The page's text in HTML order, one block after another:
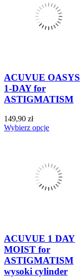
ACUVUE OASYS
1-DAY for
ASTIGMATISM
149,90 zł
Wybierz opcje
ACUVUE 1 DAY
MOIST for
ASTIGMATISM
wysoki cylinder